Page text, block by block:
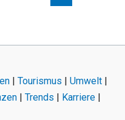
| Tourismus | Umwelt |
| Trends | Karriere |